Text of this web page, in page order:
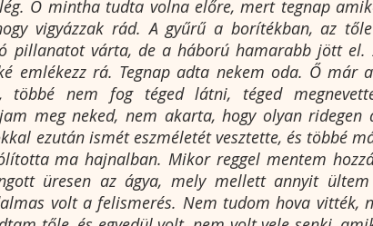
Ő mintha tudta volna előre, mert tegnap
vigyázzak rád. A gyűrű a borítékban, az
pillanatot várta, de a háború hamarabb jött el.
emlékezz rá. Tegnap adta nekem oda. Ő már
többé nem fog téged látni, téged
meg neked, nem akarta, hogy olyan ridegen
ezután ismét eszméletét vesztette, és többé
ma hajnalban. Mikor reggel mentem
üresen az ágya, mely mellett annyit
volt a felismerés. Nem tudom hova vitték,